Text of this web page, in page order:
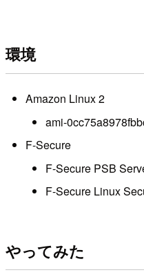
環境
Amazon Linux 2
ami-
F-Secure
F-Secure PSB
F-Secure Linux
やってみた